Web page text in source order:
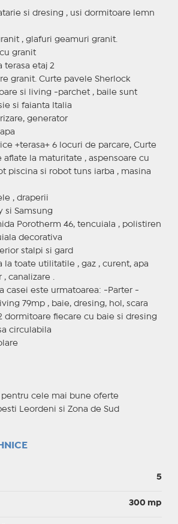
si dresing , usi dormitoare lemn
, glafuri geamuri granit.
granit
terasa etaj 2
granit. Curte pavele Sherlock
si living -parchet , baile sunt
si faianta Italia
generator
+terasa+ 6 locuri de parcare, Curte
aflate la maturitate , aspensoare cu
piscina si robot tuns iarba , masina
, draperii
si Samsung
Porotherm 46, tencuiala , polistiren
decorativa
stalpi si gard
la toate utilitatile , gaz , curent, apa
canalizare .
casei este urmatoarea: -Parter -
79mp , baie, dresing, hol, scara
dormitoare fiecare cu baie si dresing
circulabila
cele mai bune oferte
Leordeni si Zona de Sud
5
300 mp